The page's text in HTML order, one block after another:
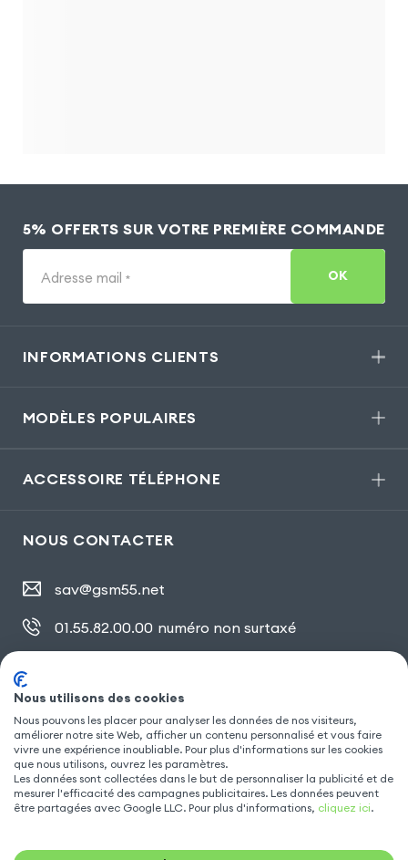
5% OFFERTS SUR VOTRE PREMIÈRE COMMANDE
Adresse mail * OK
INFORMATIONS CLIENTS
MODÈLES POPULAIRES
ACCESSOIRE TÉLÉPHONE
NOUS CONTACTER
sav@gsm55.net
01.55.82.00.00 numéro non surtaxé
SUIVEZ NOUS
Nous utilisons des cookies
Nous pouvons les placer pour analyser les données de nos visiteurs,
améliorer notre site Web, afficher un contenu personnalisé et vous faire
vivre une expérience inoubliable. Pour plus d'informations sur les cookies
que nous utilisons, ouvrez les paramètres.
Les données sont collectées dans le but de personnaliser la publicité et de
mesurer l'efficacité des campagnes publicitaires. Les données peuvent
être partagées avec Google LLC. Pour plus d'informations, cliquez ici.